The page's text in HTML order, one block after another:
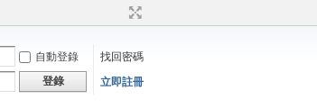
自動登錄
找回密碼
登錄 立即註冊